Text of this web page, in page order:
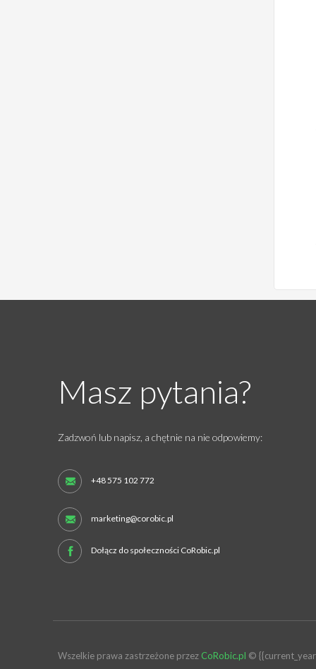
Masz pytania?
Zadzwoń lub napisz, a chętnie na nie odpowiemy:
+48 575 102 772
marketing@corobic.pl
Dołącz do społeczności CoRobic.pl
Wszelkie prawa zastrzeżone przez CoRobic.pl ©